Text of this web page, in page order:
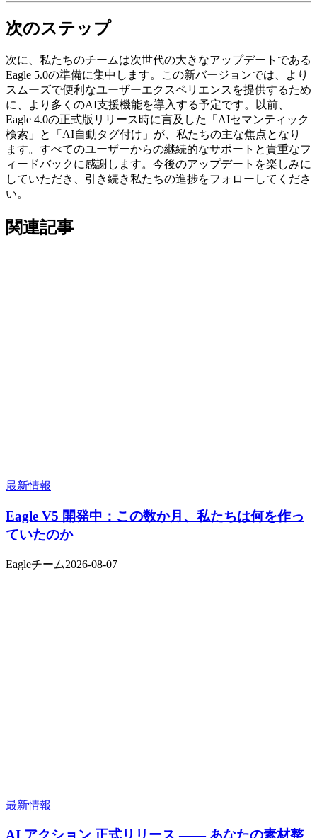
次のステップ
次に、私たちのチームは次世代の大きなアップデートである
Eagle 5.0の準備に集中します。この新バージョンでは、より
スムーズで便利なユーザーエクスペリエンスを提供するため
に、より多くのAI支援機能を導入する予定です。以前、
Eagle 4.0の正式版リリース時に言及した「AIセマンティック
検索」と「AI自動タグ付け」が、私たちの主な焦点となり
ます。すべてのユーザーからの継続的なサポートと貴重なフ
ィードバックに感謝します。今後のアップデートを楽しみに
していただき、引き続き私たちの進捗をフォローしてくださ
い。
関連記事
最新情報
Eagle V5 開発中：この数か月、私たちは何を作っ
ていたのか
Eagleチーム2026-08-07
最新情報